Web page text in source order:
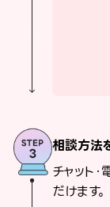
相談方法
チャット
だけます。